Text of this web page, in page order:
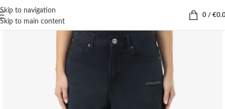
Skip to navigation
Skip to main content
0 / €